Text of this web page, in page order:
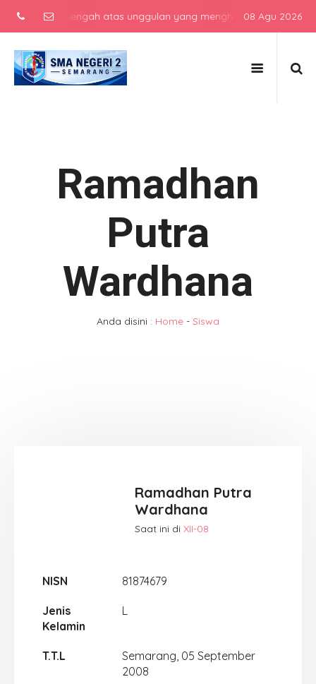
menengah atas unggulan yang menghasilkan lulusan
08 Agu 2026
Ramadhan
Putra
Wardhana
Anda disini : Home - Siswa
Ramadhan Putra
Wardhana
Saat ini diXII-08
NISN 81874679
Jenis
Kelamin
L
T.T.L
Semarang, 05 September
2008